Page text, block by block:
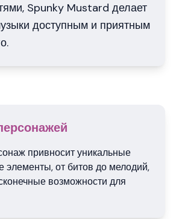
Spunky Mustard делает
доступным и приятным
привносит уникальные
элементы, от битов до мелодий,
возможности для